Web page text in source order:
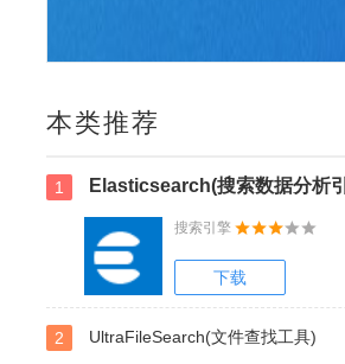
本类推荐
1 Elasticsearch(搜索数据分析
搜索引擎
下载
2 UltraFileSearch(文件查找工具)